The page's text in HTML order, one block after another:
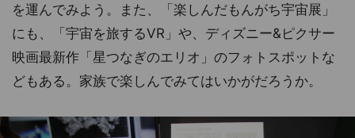
を運んでみよう。また、「楽しんだもんがち宇宙展」
にも、「宇宙を旅するVR」や、ディズニー&ピクサー
映画最新作「星つなぎのエリオ」のフォトスポットな
どもある。家族で楽しんでみてはいかがだろうか。